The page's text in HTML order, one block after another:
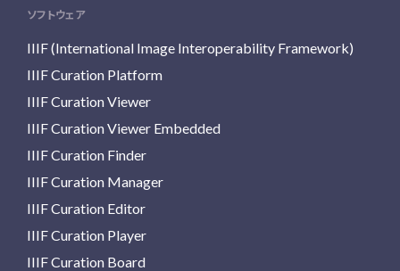
ソフトウェア
IIIF (International Image Interoperability Framework)
IIIF Curation Platform
IIIF Curation Viewer
IIIF Curation Viewer Embedded
IIIF Curation Finder
IIIF Curation Manager
IIIF Curation Editor
IIIF Curation Player
IIIF Curation Board